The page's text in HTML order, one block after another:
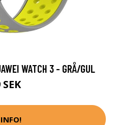
WATCH 3 - GRÅ/GUL